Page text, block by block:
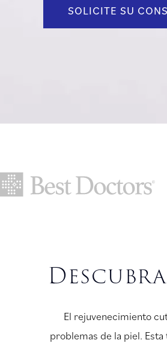
SOLICITE SU
El rejuvenecimiento
problemas de la piel.